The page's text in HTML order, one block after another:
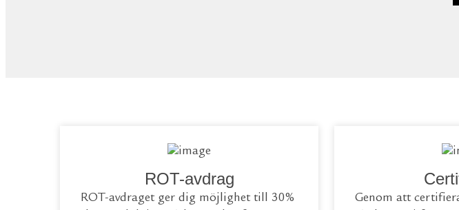
ROT-avdrag
ROT-avdraget ger dig möjlighet till 30%
Genom att